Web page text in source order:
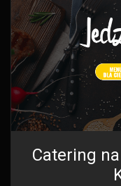
Catering